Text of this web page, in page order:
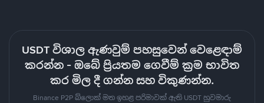
USDT විශාල ඇණවුම් පහසුවෙන් වෙළෙඳාම්
කරන්න - ඔබේ ප්‍රියතම ගෙවීම් ක්‍රම භාවිත
කර මිල දී ගන්න සහ විකුණන්න.
Binance P2P බ්ලොක් මත ඉහළ පරිමාවක් ඇති USDT හුවමාරු